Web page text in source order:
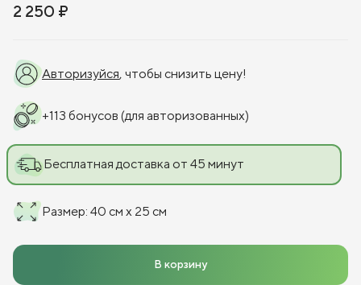
2 250 ₽
Авторизуйся, чтобы снизить цену!
+113 бонусов (для авторизованных)
Бесплатная доставка от 45 минут
Размер: 40 см x 25 см
В корзину